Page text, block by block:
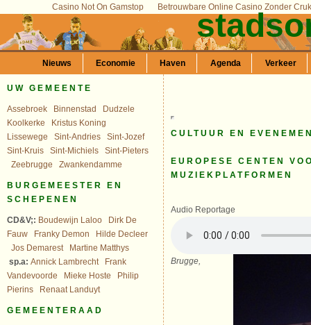
Casino Not On Gamstop Betrouwbare Online Casino Zonder
Nieuws Economie Haven Agenda Verkeer
UW GEMEENTE
Assebroek Binnenstad
Dudzele
Koolkerke
Kristus Koning
Lissewege
Sint-Andries
Sint-Jozef
Sint-Kruis
Sint-Michiels
Sint-Pieters
Zeebrugge
Zwankendamme
BURGEMEESTER EN
SCHEPENEN
CD&V;: Boudewijn Laloo
Dirk De
Fauw
Franky Demon
Hilde Decleer
Jos Demarest
Martine Matthys
sp.a: Annick Lambrecht
Frank
Vandevoorde
Mieke Hoste
Philip
Pierins
Renaat Landuyt
GEMEENTERAAD
CULTUUR EN
EUROPESE CENTEN
MUZIEKPLATFORMEN
Audio Reportage
Brugge,